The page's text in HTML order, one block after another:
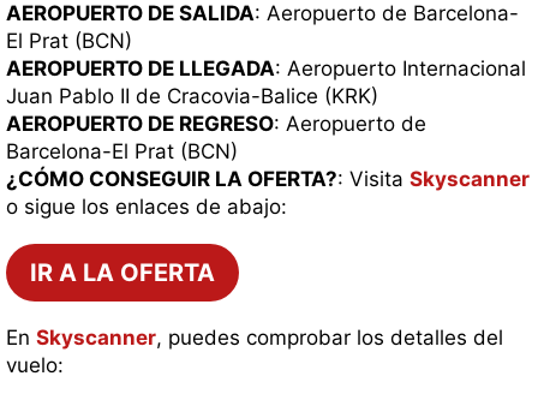
AEROPUERTO DE SALIDA: Aeropuerto de Barcelona-
El Prat (BCN)
AEROPUERTO DE LLEGADA: Aeropuerto Internacional
Juan Pablo II de Cracovia-Balice (KRK)
AEROPUERTO DE REGRESO: Aeropuerto de
Barcelona-El Prat (BCN)
¿CÓMO CONSEGUIR LA OFERTA?: Visita Skyscanner
o sigue los enlaces de abajo:
IR A LA OFERTA
En Skyscanner, puedes comprobar los detalles del
vuelo: